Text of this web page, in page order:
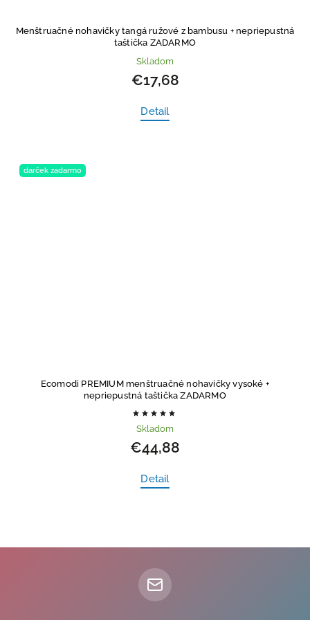
Menštruačné nohavičky tangá ružové z bambusu + nepriepustná
taštička ZADARMO
Skladom
€17,68
Detail
darček zadarmo
Ecomodi PREMIUM menštruačné nohavičky vysoké +
nepriepustná taštička ZADARMO
Skladom
€44,88
Detail